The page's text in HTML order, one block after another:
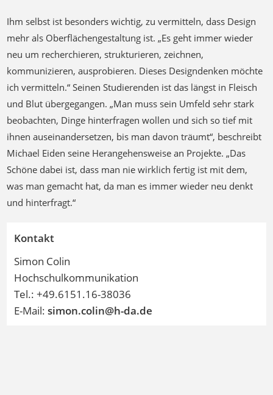
Ihm selbst ist besonders wichtig, zu vermitteln, dass Design
mehr als Oberflächengestaltung ist. „Es geht immer wieder
neu um recherchieren, strukturieren, zeichnen,
kommunizieren, ausprobieren. Dieses Designdenken möchte
ich vermitteln.“ Seinen Studierenden ist das längst in Fleisch
und Blut übergegangen. „Man muss sein Umfeld sehr stark
beobachten, Dinge hinterfragen wollen und sich so tief mit
ihnen auseinandersetzen, bis man davon träumt“, beschreibt
Michael Eiden seine Herangehensweise an Projekte. „Das
Schöne dabei ist, dass man nie wirklich fertig ist mit dem,
was man gemacht hat, da man es immer wieder neu denkt
und hinterfragt.“
Kontakt
Simon Colin
Hochschulkommunikation
Tel.: +49.6151.16-38036
E-Mail: simon.colin@h-da.de